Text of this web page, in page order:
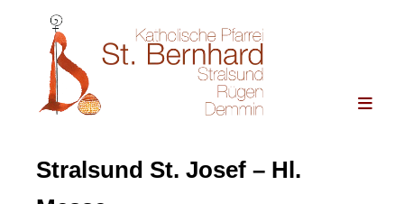
Stralsund St. Josef – Hl.